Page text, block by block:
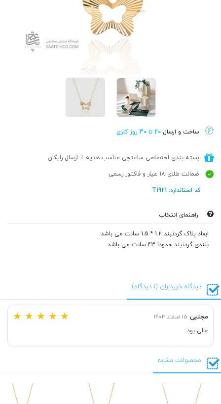
ساخت و ارسال 20 تا 30 روز کاری
بسته بندی اختصاصی ساعتچی مناسب هدیه + ارسال رایگان
ضمانت طلای 18 عیار و فاکتور رسمی
کد استاندارد: T1921
راهنمای انتخاب
ابعاد پلاک گردنبند 1.2 * 1.5 سانت می باشد.
بلندی گردنبند حدودا 43 سانت می باشد.
دیدگاه خریداران (1 دیدگاه)
مجتبی 15 اسفند 1403 ★ ★ ★ ★ ★
عالی بود
محصولات مشابه